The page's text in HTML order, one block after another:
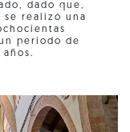
dado que,
realizó una
periodo de